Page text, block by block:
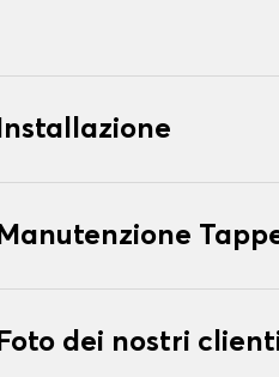
Installazione
Manutenzione
Foto dei nostri